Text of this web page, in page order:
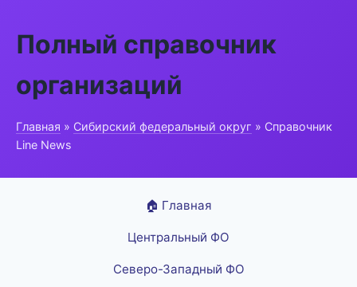
Полный справочник
организаций
Главная » Сибирский федеральный округ » Справочник
Line News
🏠 Главная
Центральный ФО
Северо-Западный ФО